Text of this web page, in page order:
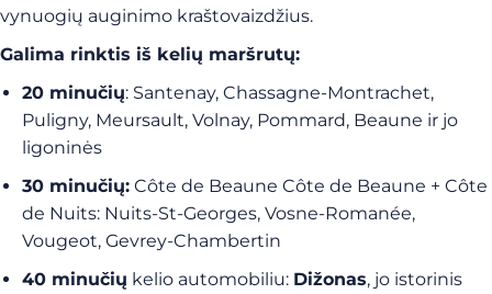
vynuogių auginimo kraštovaizdžius.
Galima rinktis iš kelių maršrutų:
20 minučių: Santenay, Chassagne-Montrachet,
Puligny, Meursault, Volnay, Pommard, Beaune ir jo
ligoninės
30 minučių: Côte de Beaune Côte de Beaune + Côte
de Nuits: Nuits-St-Georges, Vosne-Romanée,
Vougeot, Gevrey-Chambertin
40 minučių kelio automobiliu: Dižonas, jo istorinis